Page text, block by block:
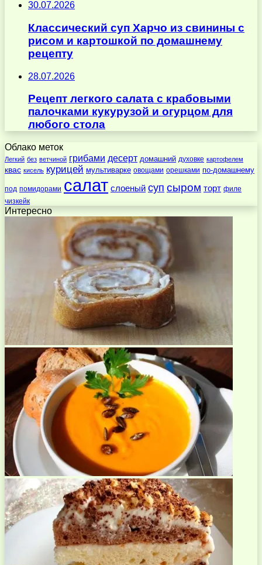
30.07.2026
Классический суп Харчо из свинины с
рисом и картошкой по домашнему
рецепту
28.07.2026
Рецепт легкого салата с крабовыми
палочками кукурузой и огурцом для
любого стола
Облако меток
Легкий без ветчиной грибами десерт домашний духовке картофелем
квас кисель курицей мультиварке овощами орешками по-домашнему
под помидорами салат слоеный суп сыром торт филе
чизкейк
Интересно